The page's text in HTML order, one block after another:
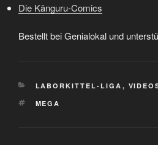
Die Känguru-Comics
Bestellt bei Genialokal und
KATEGORIEN
LABORKITTEL-LIGA ,
SCHLAGWÖRTER
MEGA